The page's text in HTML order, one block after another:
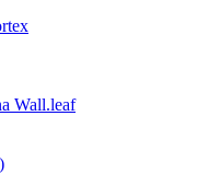
Wall.leaf